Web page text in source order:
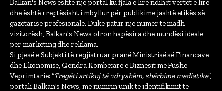
Balkan's News është një portal ku fjala e lirë ndihet vërtet e lirë
dhe është rreptësisht i mbyllur për publikime jashtë etikës së
gazetarisë profesionale. Duke patur një numër të madh
vizitorësh, Balkan's News ofron hapësira dhe mundësi ideale
për marketing dhe reklama.
Si pjesë e Subjekti të regjistruar pranë Ministrisë së Financave
dhe Ekonomisë, Qëndra Kombëtare e Biznesit me Fushë
Veprimtarie: “Tregëti artikuj të ndryshëm, shërbime mediatike”,
portali Balkan's News, me numrin unik të identifikimit të